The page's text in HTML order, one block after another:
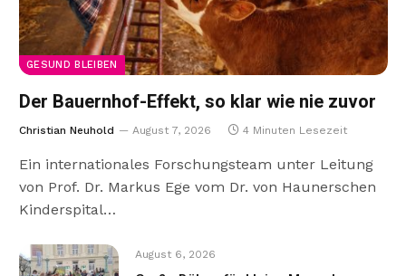
GESUND BLEIBEN
Der Bauernhof-Effekt, so klar wie nie zuvor
Christian Neuhold August 7, 2026 4 Minuten Lesezeit
Ein internationales Forschungsteam unter Leitung
von Prof. Dr. Markus Ege vom Dr. von Haunerschen
Kinderspital…
August 6, 2026